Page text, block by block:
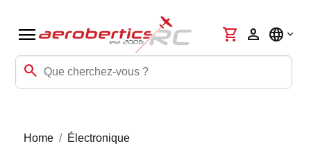
menu
search
shopping_cart person language
Home
Électronique